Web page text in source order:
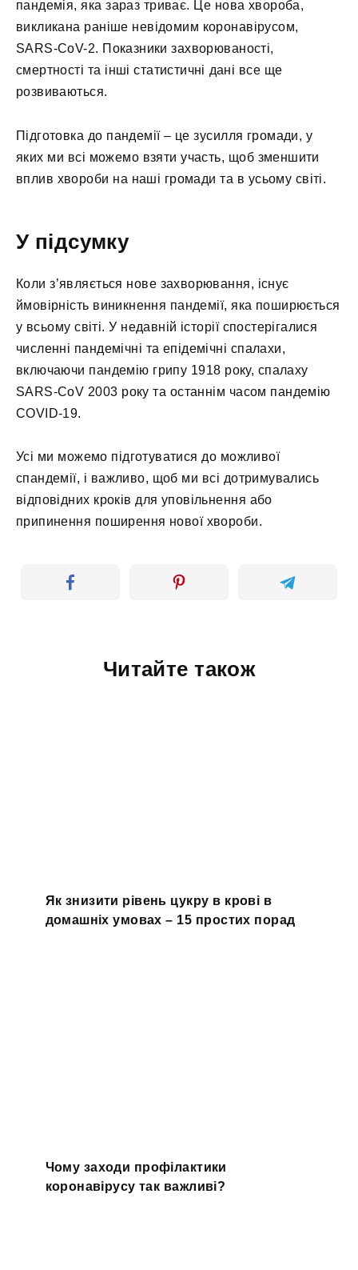
пандемія, яка зараз триває. Це нова хвороба,
викликана раніше невідомим коронавірусом,
SARS-CoV-2. Показники захворюваності,
смертності та інші статистичні дані все ще
розвиваються.
Підготовка до пандемії – це зусилля громади, у
яких ми всі можемо взяти участь, щоб зменшити
вплив хвороби на наші громади та в усьому світі.
У підсумку
Коли з’являється нове захворювання, існує
ймовірність виникнення пандемії, яка поширюється
у всьому світі. У недавній історії спостерігалися
численні пандемічні та епідемічні спалахи,
включаючи пандемію грипу 1918 року, спалаху
SARS-CoV 2003 року та останнім часом пандемію
COVID-19.
Усі ми можемо підготуватися до можливої
спандемії, і важливо, щоб ми всі дотримувались
відповідних кроків для уповільнення або
припинення поширення нової хвороби.
Читайте також
Як знизити рівень цукру в крові в
домашніх умовах – 15 простих порад
Чому заходи профілактики
коронавірусу так важливі?